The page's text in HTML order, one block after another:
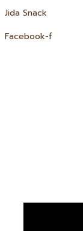
Jida Snack
Facebook-f